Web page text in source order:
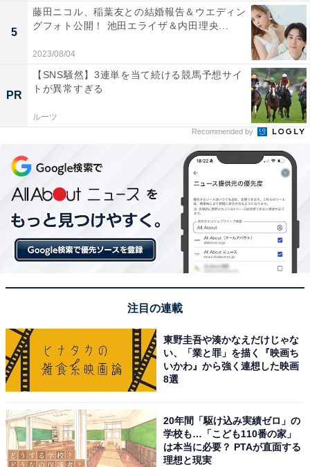
5
藤田ニコル、稲葉友との結婚報告＆ウエディン
グフォト公開！ 池田エライザ＆内田理央...
2023/08/04
PR
【SNS騒然】3連単を当て続ける競馬予想サイ
トが異常すぎる
ルーツ
Recommended by
注目の連載
東野圭吾や湊かなえだけじゃな
い、「業と罪」を描く『映画ち
いかわ』から強く連想した映画
8選
20年間「駆け込み実績ゼロ」の
学校も…「こども110番の家」
は本当に必要？ PTAが直面する
理想と現実